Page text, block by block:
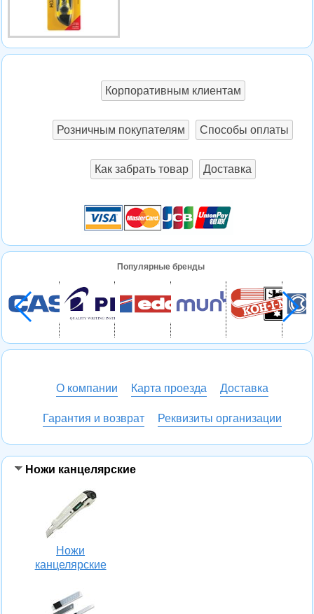
Ножи канцелярские
Ножи
канцелярские
Корпоративным клиентам
Розничным покупателям Способы оплаты
Как забрать товар Доставка
Популярные бренды
О компании Карта проезда Доставка
Гарантия и возврат Реквизиты организации